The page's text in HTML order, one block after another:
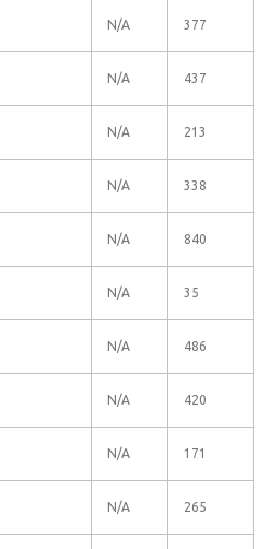
N/A 377
N/A 437
N/A 213
N/A 338
N/A 840
N/A 35
N/A 486
N/A 420
N/A 171
N/A 265